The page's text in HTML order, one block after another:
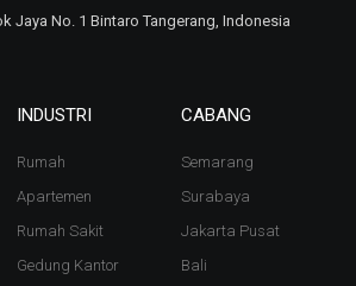
Jaya No. 1 Bintaro Tangerang, Indonesia
INDUSTRI
Rumah
Apartemen
Rumah Sakit
Gedung Kantor
CABANG
Semarang
Surabaya
Jakarta Pusat
Bali